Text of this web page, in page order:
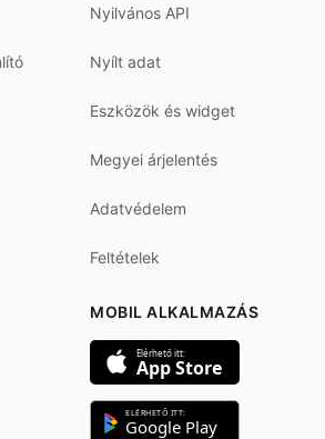
Nyilvános API
Nyílt adat
Eszközök és widget
Megyei árjelentés
Adatvédelem
Feltételek
MOBIL ALKALMAZÁS
Elérhető itt:
App Store
ELÉRHETŐ ITT:
Google Play